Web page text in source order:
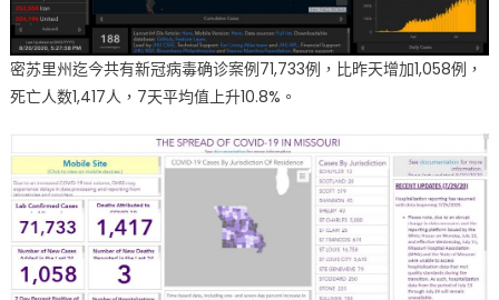
日
疫
情
最
数
据〉
密苏里州迄今共有新冠病毒确诊案例71,733例，比昨天增加1,058例，
死亡人数1,417人，7天平均值上升10.8%。